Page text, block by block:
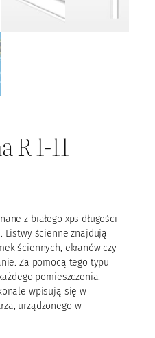
R 1-11
z białego xps długości
Listwy ścienne znajdują
ściennych, ekranów czy
Za pomocą tego typu
pomieszczenia.
wpisują się w
urządzonego w